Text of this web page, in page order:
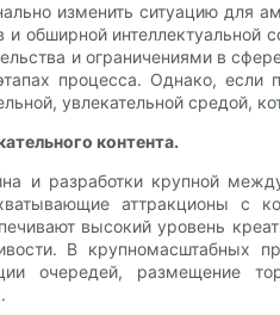
изменить ситуацию для
обширной интеллектуальной
и ограничениями в
процесса. Однако, если
увлекательной средой,
контента.
и разработки крупной
аттракционы
высокий уровень
В крупномасштабных
очередей,